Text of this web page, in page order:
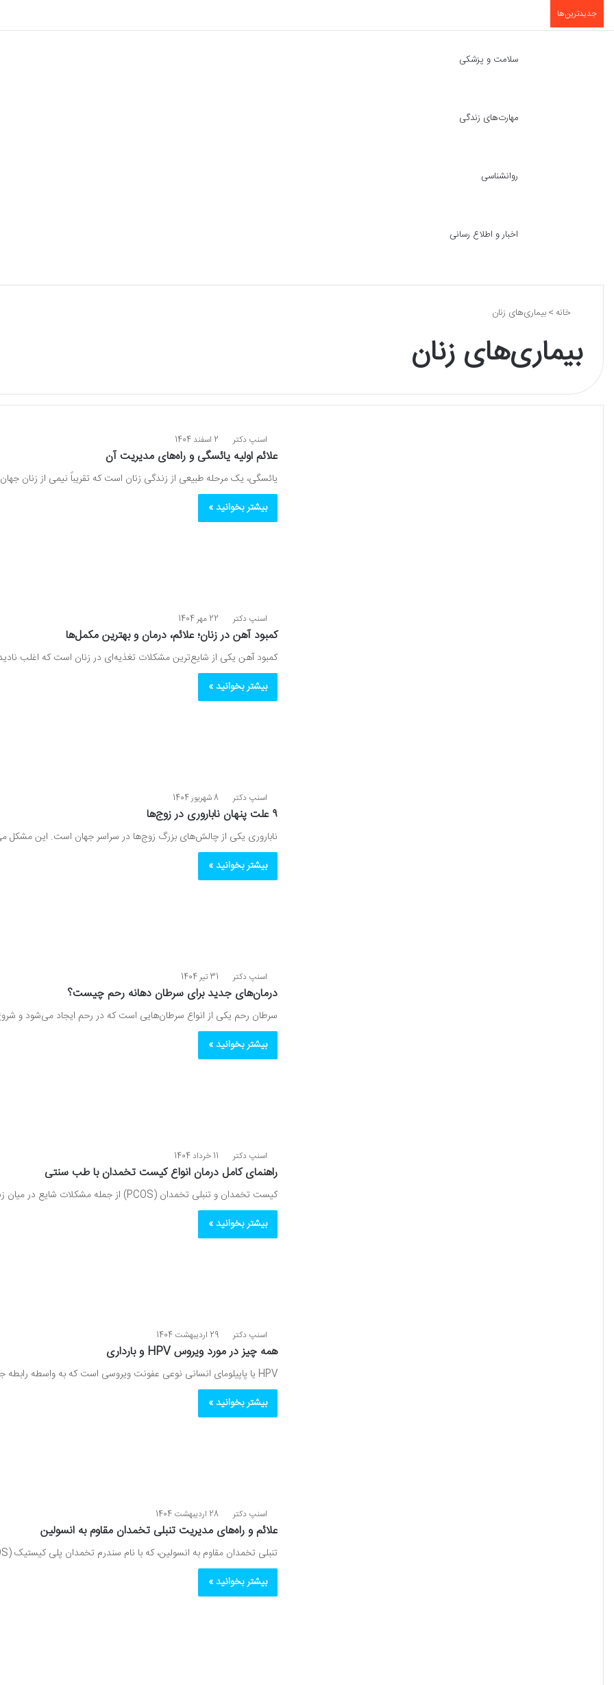
جدیدترین‌ها
سلامت و پزشکی
مهارت‌های زندگی
روانشناسی
اخبار و اطلاع رسانی
خانه >بیماری‌های زنان
بیماری‌های زنان
اسنپ دکتر 2 اسفند 1404
علائم اولیه یائسگی و راه‌های مدیریت آن
یائسگی، یک مرحله طبیعی از زندگی زنان است که تقریباً نیمی از زنان
بیشتر بخوانید »
اسنپ دکتر 22 مهر 1404
کمبود آهن در زنان؛ علائم، درمان و بهترین مکمل‌ها
کمبود آهن یکی از شایع‌ترین مشکلات تغذیه‌ای در زنان است که اغلب
بیشتر بخوانید »
اسنپ دکتر 8 شهریور 1404
۹ علت‌ پنهان ناباروری در زوج‌ها
ناباروری یکی از چالش‌های بزرگ زوج‌ها در سراسر جهان است. این مشکل
بیشتر بخوانید »
اسنپ دکتر 31 تیر 1404
درمان‌های جدید برای سرطان دهانه رحم چیست؟
سرطان رحم یکی از انواع سرطان‌هایی است که در رحم ایجاد می‌شود و
بیشتر بخوانید »
اسنپ دکتر 11 خرداد 1404
راهنمای کامل درمان انواع کیست تخمدان با طب سنتی
کیست تخمدان و تنبلی تخمدان (PCOS) از جمله مشکلات شایع در میان زنان است که نه‌تنها به دلیل علائم ناراحت‌کننده،…
بیشتر بخوانید »
اسنپ دکتر 29 اردیبهشت 1404
همه چیز در مورد ویروس HPV و بارداری
HPV یا پاپیلومای انسانی نوعی عفونت ویروسی است که به واسطه‌ رابطه‌ جنسی به افراد منتقل و فرد را به…
بیشتر بخوانید »
اسنپ دکتر 28 اردیبهشت 1404
علائم و راه‌های مدیریت تنبلی تخمدان مقاوم به انسولین
تنبلی تخمدان مقاوم به انسولین، که با نام سندرم تخمدان پلی کیستیک (PCOS) نیز شناخته می‌شود، یکی از رایج‌ترین مشکلات…
بیشتر بخوانید »